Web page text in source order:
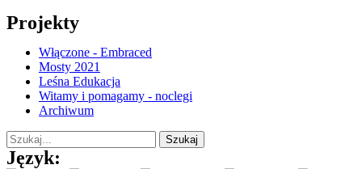
Projekty
Włączone - Embraced
Mosty 2021
Leśna Edukacja
Witamy i pomagamy - noclegi
Archiwum
Szukaj
Język: